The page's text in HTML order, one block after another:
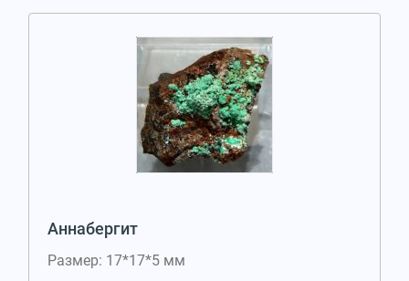
Аннабергит
Размер: 17*17*5 мм